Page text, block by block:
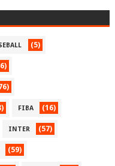
(5)
FIBA (16)
INTER (57)
(59)